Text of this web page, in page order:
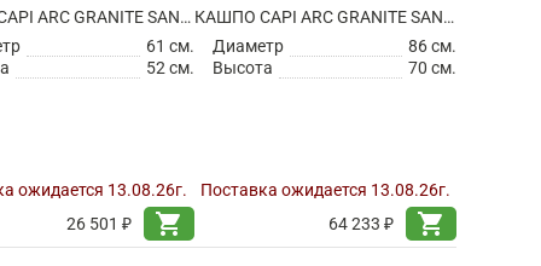
КАШПО CAPI ARC GRANITE SANDBAG MEDIUM WARM TAUPE
61 см.
52 см.
ожидается 13.08.26г.
26 501 ₽
shopping_cart
КАШПО CAPI ARC GRANITE SANDBAG MEDIUM WARM TAUPE
Диаметр
86 см.
Высота
70 см.
Поставка ожидается 13.08.26г.
64 233 ₽
shopping_cart